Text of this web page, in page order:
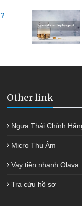
2 triệu để giải quyết
Cảm ơn đã giúp tôi
Other link
Ngựa Thái Chính
Micro Thu Âm
Vay tiền nhanh Olava
Tra cứu hồ sơ